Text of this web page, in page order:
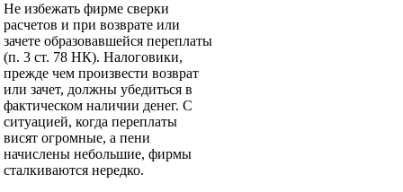
Не избежать фирме сверки
расчетов и при возврате или
зачете образовавшейся переплаты
(п. 3 ст. 78 НК). Налоговики,
прежде чем произвести возврат
или зачет, должны убедиться в
фактическом наличии денег. С
ситуацией, когда переплаты
висят огромные, а пени
начислены небольшие, фирмы
сталкиваются нередко.